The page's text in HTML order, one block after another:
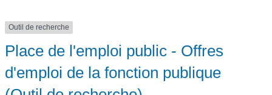
Outil de recherche
Place de l'emploi public - Offres
d'emploi de la fonction publique